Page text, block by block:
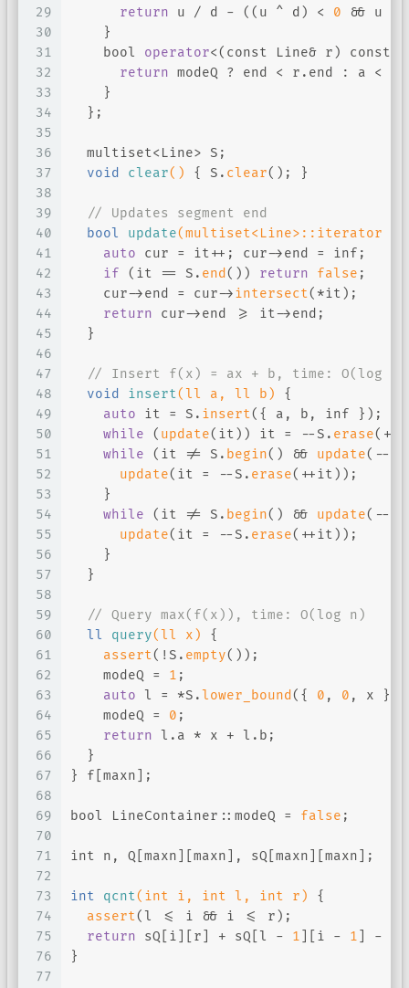
29
30
31
32
33
34
35
36
37
38
39
40
41
42
43
44
45
46
47
48
49
50
51
52
53
54
55
56
57
58
59
60
61
62
63
64
65
66
67
68
69
70
71
72
73
74
75
76
77
return u / d - ((u ^ d) < 0 && u
    }
bool
operator<( const Line& r) const
return modeQ ? end < r.end : a <
    }
  };
  multiset<Line> S;
void
clear() { S. clear(); }
// Updates segment end
bool
update(multiset<Line>::iterator
auto cur = it++; cur->end = inf;
if (it == S. end ()) return false ;
    cur->end = cur->
intersect(*it);
return cur->end >= it->end;
  }
// Insert f(x) = ax + b, time: O(log n)
void
insert(ll a, ll b)
{
auto it = S. insert({ a, b, inf });
while ( update(it)) it = --S. erase
while (it != S. begin() && update(--
update(it = --S. erase(++it));
    }
while (it != S. begin() && update(--
update(it = --S. erase(++it));
    }
  }
// Query max(f(x)), time: O(log n)
ll query(ll x)
{
assert(!S. empty());
    modeQ =
1 ;
auto l = *S.lower_bound ({ 0 , 0 , x });
    modeQ =
0 ;
return l.a * x + l.b;
  }
} f[maxn];
bool LineContainer::modeQ = false ;
int n, Q[maxn][maxn], sQ[maxn][maxn];
int qcnt( int i, int l, int r)
{
assert(l <= i && i <= r);
return sQ[i][r] + sQ[l - 1 ][i - 1 ] -
}